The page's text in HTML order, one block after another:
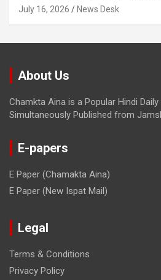
July 16, 2026 News Desk
About Us
Chamkta Aina is a Popular Hindi
Simultaneously Published from
E-papers
E Paper (Chamakta Aina)
E Paper (New Ispat Mail)
Legal
Terms & Conditions
Privacy Policy